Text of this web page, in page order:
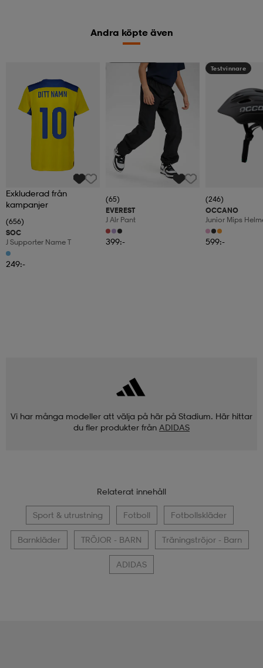
Andra köpte även
Exkluderad från
kampanjer
(656)
SOC
J Supporter Name T
249:-
Kampanj -25%
(65)
EVEREST
J Alr Pant
399:-
Testvinnare
(246)
OCCANO
Junior Mips
599:-
Vi har många modeller att välja på här på Stadium. Här hittar
du fler produkter från ADIDAS
Relaterat innehåll
Sport & utrustning Fotboll Fotbollskläder
Barnkläder TRÖJOR - BARN Träningströjor - Barn
ADIDAS